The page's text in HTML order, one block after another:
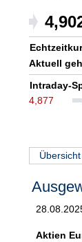
Aktuell
Intraday-
4,877
Übersicht
Aktien